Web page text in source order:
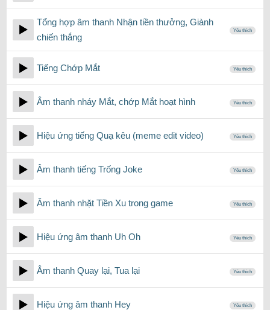
Tổng hợp âm thanh Nhận tiền thưởng, Giành
chiến thắng
Yêu thích
Tiếng Chớp Mắt Yêu thích
Âm thanh nháy Mắt, chớp Mắt hoạt hình Yêu thích
Hiệu ứng tiếng Quạ kêu (meme edit video) Yêu thích
Âm thanh tiếng Trống Joke Yêu thích
Âm thanh nhặt Tiền Xu trong game Yêu thích
Hiệu ứng âm thanh Uh Oh Yêu thích
Âm thanh Quay lại, Tua lại Yêu thích
Hiệu ứng âm thanh Hey Yêu thích